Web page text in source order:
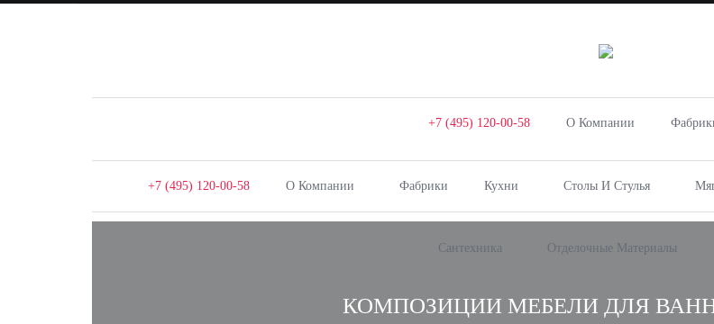
+7 (495) 120-00-58 О Компании
+7 (495) 120-00-58 О Компании Фабрики Кухни Столы И Стулья
Сантехника Отделочные Материалы
КОМПОЗИЦИИ МЕБЕЛИ ДЛЯ